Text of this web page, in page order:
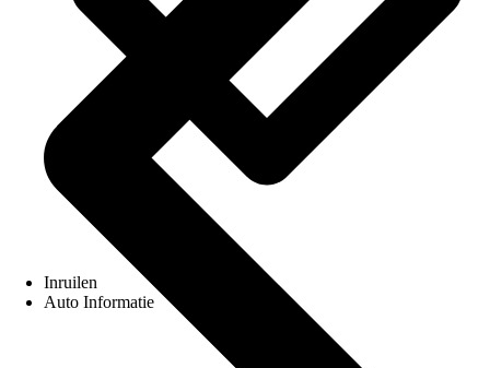
Inruilen
Auto Informatie